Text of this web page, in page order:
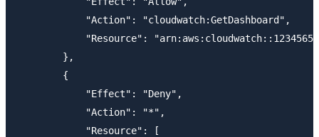
            "Action": "cloudwatch:GetDashboard",
"Resource":
        },
        {
            "Effect": "Deny",
            "Action": "*",
            "Resource": [